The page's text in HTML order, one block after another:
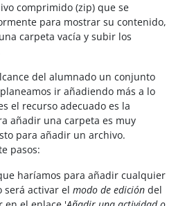
comprimido (zip) que se
para mostrar su contenido,
carpeta vacía y subir los
del alumnado un conjunto
ir añadiendo más a lo
el recurso adecuado es la
añadir una carpeta es muy
para añadir un archivo.
pasos:
haríamos para añadir cualquier
activar el modo de edición del